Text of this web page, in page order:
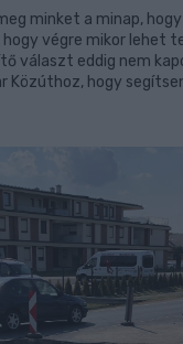
minket a minap,
végre mikor lehet
választ eddig nem
Közúthoz, hogy